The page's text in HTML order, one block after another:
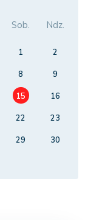
Sob. Ndz.
1
2
8
9
15
16
22
23
29
30